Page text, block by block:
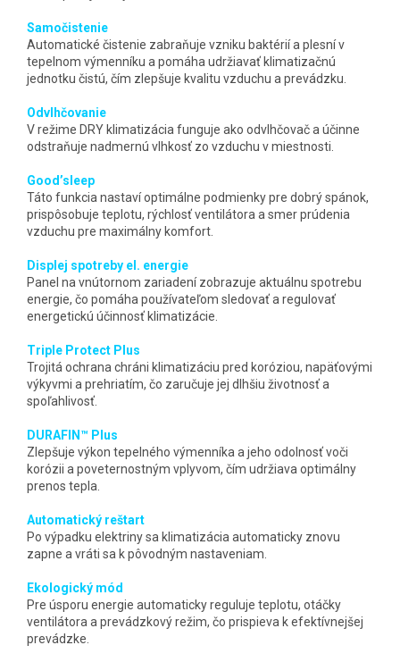
Samočistenie
Automatické čistenie zabraňuje vzniku baktérií a plesní v
tepelnom výmenníku a pomáha udržiavať klimatizačnú
jednotku čistú, čím zlepšuje kvalitu vzduchu a prevádzku.
Odvlhčovanie
V režime DRY klimatizácia funguje ako odvlhčovač a účinne
odstraňuje nadmernú vlhkosť zo vzduchu v miestnosti.
Good’sleep
Táto funkcia nastaví optimálne podmienky pre dobrý spánok,
prispôsobuje teplotu, rýchlosť ventilátora a smer prúdenia
vzduchu pre maximálny komfort.
Displej spotreby el. energie
Panel na vnútornom zariadení zobrazuje aktuálnu spotrebu
energie, čo pomáha používateľom sledovať a regulovať
energetickú účinnosť klimatizácie.
Triple Protect Plus
Trojitá ochrana chráni klimatizáciu pred koróziou, napäťovými
výkyvmi a prehriatím, čo zaručuje jej dlhšiu životnosť a
spoľahlivosť.
DURAFIN™ Plus
Zlepšuje výkon tepelného výmenníka a jeho odolnosť voči
korózii a poveternostným vplyvom, čím udržiava optimálny
prenos tepla.
Automatický reštart
Po výpadku elektriny sa klimatizácia automaticky znovu
zapne a vráti sa k pôvodným nastaveniam.
Ekologický mód
Pre úsporu energie automaticky reguluje teplotu, otáčky
ventilátora a prevádzkový režim, čo prispieva k efektívnejšej
prevádzke.